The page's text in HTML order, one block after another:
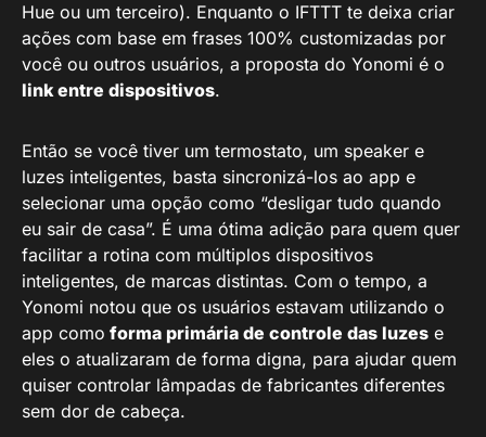
Hue ou um terceiro). Enquanto o IFTTT te deixa criar
ações com base em frases 100% customizadas por
você ou outros usuários, a proposta do Yonomi é o
link entre dispositivos.
Então se você tiver um termostato, um speaker e
luzes inteligentes, basta sincronizá-los ao app e
selecionar uma opção como “desligar tudo quando
eu sair de casa”. É uma ótima adição para quem quer
facilitar a rotina com múltiplos dispositivos
inteligentes, de marcas distintas. Com o tempo, a
Yonomi notou que os usuários estavam utilizando o
app como forma primária de controle das luzes e
eles o atualizaram de forma digna, para ajudar quem
quiser controlar lâmpadas de fabricantes diferentes
sem dor de cabeça.